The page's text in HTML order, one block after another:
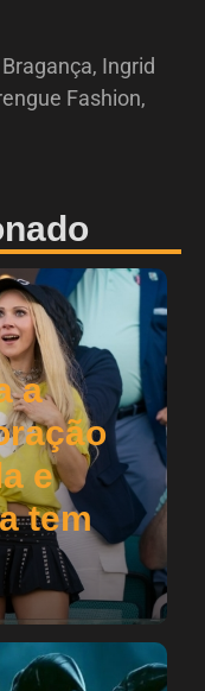
, Ingrid
Fashion,
a
e
tem